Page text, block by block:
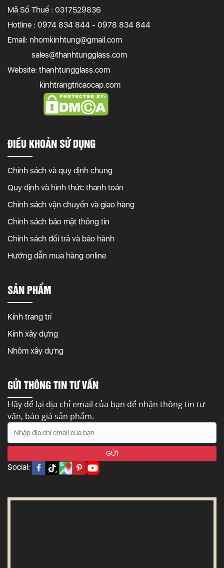
Mã Số Thuế : 0317529836
Hotline : 0974 834 844 - 0978 834 844
Email: nhomkinhtung@gmail.com
sales@thanhtungglass.com
Website: thanhtungglass.com
kinhtrangtricaocap.com
ĐIỀU KHOẢN SỬ DỤNG
Chính sách và quy định chung
Quy định và hình thức thanh toán
Chính sách vận chuyển và giao hàng
Chính sách bảo mật thông tin
Chính sách đổi trả và bảo hành
Hướng dẫn mua hàng online
SẢN PHẨM
Kính trang trí
Kính xây dựng
Nhôm xây dựng
GỬI THÔNG TIN TƯ VẤN
Hãy để lại địa chỉ email của bạn để nhận thông tin tư
vấn, báo giá sản phẩm.
Social: